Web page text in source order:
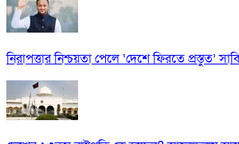
নিরাপত্তার নিশ্চয়তা পেলে ‘দেশে ফিরতে প্রস্তুত’